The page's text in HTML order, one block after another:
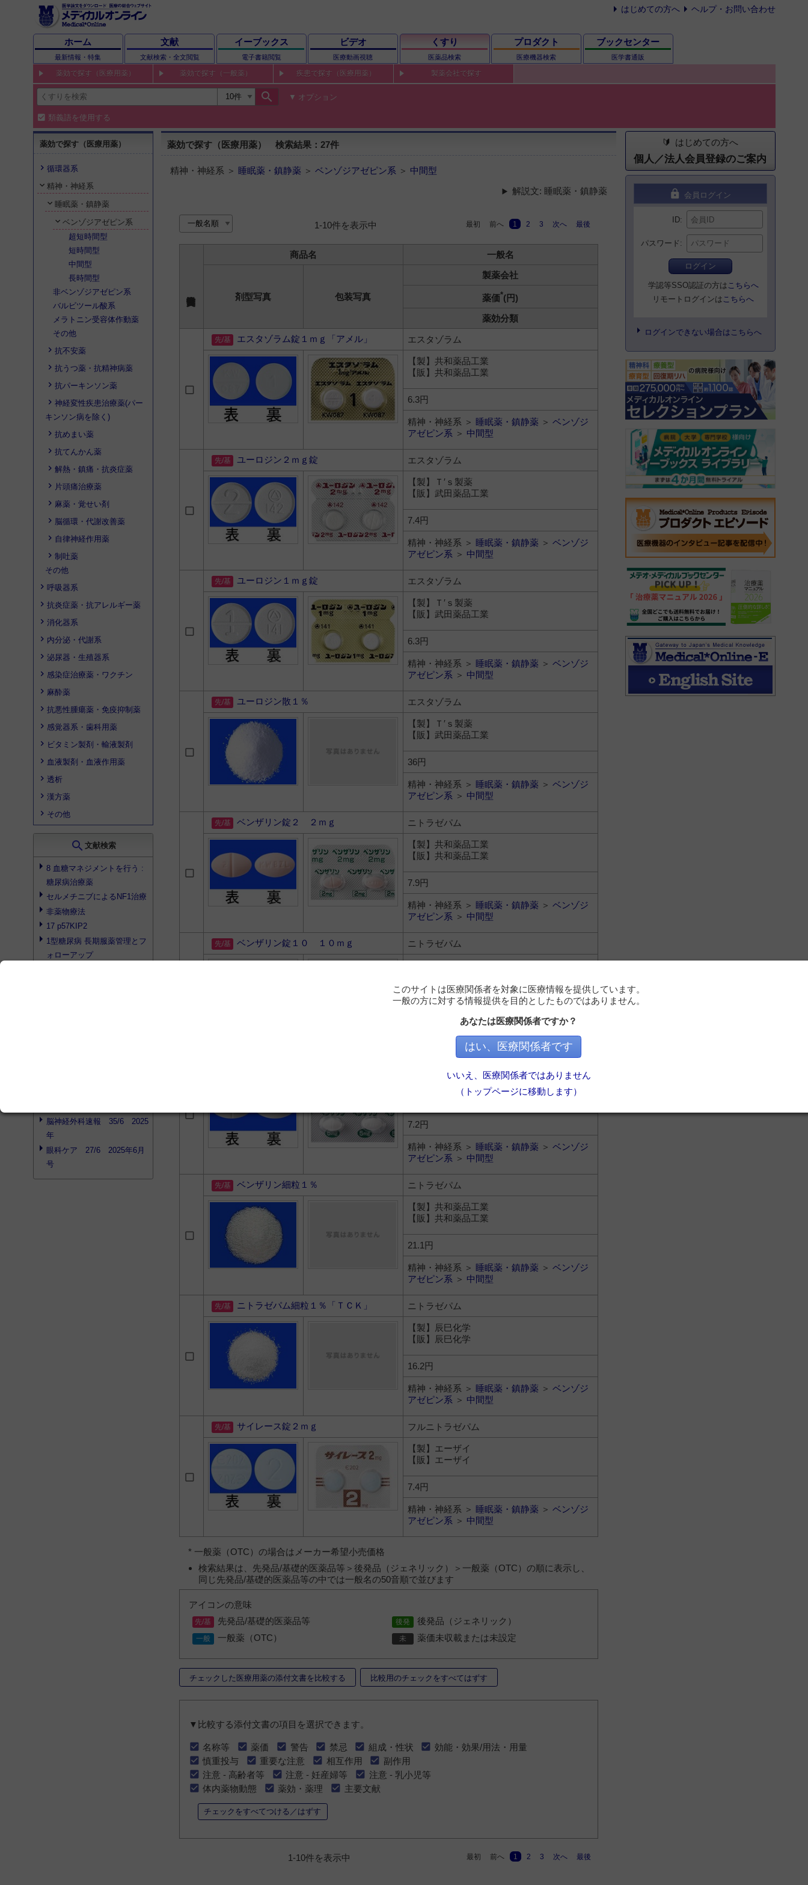
はじめての方へ ヘルプ・お問い合わせ
ホーム
最新情報・特集
文献
文献検索・全文閲覧
イーブックス
電子書籍閲覧
ビデオ
医療動画視聴
くすり
医薬品検索
プロダクト
医療機器検索
ブックセンター
医学書通販
薬効で探す（医療用薬） 薬効で探す（一般薬） 疾患で探す（医療用薬） 製薬会社で探す
search オプション
類義語を使用する
薬効で探す（医療用薬）
循環器系
精神・神経系
睡眠薬・鎮静薬
ベンゾジアゼピン系
超短時間型
短時間型
中間型
長時間型
非ベンゾジアゼピン系
バルビツール酸系
メラトニン受容体作動薬
その他
抗不安薬
抗うつ薬・抗精神病薬
抗パーキンソン薬
神経変性疾患治療薬(パー
キンソン病を除く)
抗めまい薬
抗てんかん薬
解熱・鎮痛・抗炎症薬
片頭痛治療薬
麻薬・覚せい剤
脳循環・代謝改善薬
自律神経作用薬
制吐薬
その他
呼吸器系
抗炎症薬・抗アレルギー薬
消化器系
内分泌・代謝系
泌尿器・生殖器系
感染症治療薬・ワクチン
麻酔薬
抗悪性腫瘍薬・免疫抑制薬
感覚器系・歯科用薬
ビタミン製剤・輸液製剤
血液製剤・血液作用薬
透析
漢方薬
その他
search 文献検索
8 血糖マネジメントを行う :
糖尿病治療薬
セルメチニブによるNF1治療
非薬物療法
17 p57KIP2
1型糖尿病 長期服薬管理とフ
ォローアップ
脳神経外科速報 35/6 2025
年
眼科ケア 27/6 2025年6月
号
薬効で探す（医療用薬） 検索結果：27件
精神・神経系 ＞ 睡眠薬・鎮静薬 ＞ ベンゾジアゼピン系 ＞ 中間型
解説文: 睡眠薬・鎮静薬
1-10件を表示中 最初 前へ 1 2 3 次へ 最後
商品名 一般名
剤型写真 包装写真
製薬会社
薬価*(円)
薬効分類
エスタゾラム錠１ｍｇ「アメル」
エスタゾラム
【製】共和薬品工業
【販】共和薬品工業
6.3円
精神・神経系 ＞ 睡眠薬・鎮静薬 ＞ ベンゾジ
アゼピン系 ＞ 中間型
ユーロジン２ｍｇ錠 エスタゾラム
【製】Ｔ′ｓ製薬
【販】武田薬品工業
7.4円
精神・神経系 ＞ 睡眠薬・鎮静薬 ＞ ベンゾジ
アゼピン系 ＞ 中間型
ユーロジン１ｍｇ錠 エスタゾラム
【製】Ｔ′ｓ製薬
【販】武田薬品工業
6.3円
精神・神経系 ＞ 睡眠薬・鎮静薬 ＞ ベンゾジ
アゼピン系 ＞ 中間型
ユーロジン散１％ エスタゾラム
【製】Ｔ′ｓ製薬
【販】武田薬品工業
36円
精神・神経系 ＞ 睡眠薬・鎮静薬 ＞ ベンゾジ
アゼピン系 ＞ 中間型
ベンザリン錠２ ２ｍｇ ニトラゼパム
【製】共和薬品工業
【販】共和薬品工業
7.9円
精神・神経系 ＞ 睡眠薬・鎮静薬 ＞ ベンゾジ
アゼピン系 ＞ 中間型
ベンザリン錠１０ １０ｍｇ ニトラゼパム
11.7円
精神・神経系 ＞睡眠薬・鎮静薬＞ ベンゾジ
＞中間型
【製】共和薬品工業
【販】共和薬品工業
7.2円
精神・神経系 ＞ 睡眠薬・鎮静薬 ＞ ベンゾジ
アゼピン系 ＞ 中間型
ベンザリン細粒１％ ニトラゼパム
【製】共和薬品工業
【販】共和薬品工業
21.1円
精神・神経系 ＞ 睡眠薬・鎮静薬 ＞ ベンゾジ
アゼピン系 ＞ 中間型
ニトラゼパム細粒１％「ＴＣＫ」 ニトラゼパム
【製】辰巳化学
【販】辰巳化学
16.2円
精神・神経系 ＞ 睡眠薬・鎮静薬 ＞ ベンゾジ
アゼピン系 ＞ 中間型
サイレース錠２ｍｇ フルニトラゼパム
【製】エーザイ
【販】エーザイ
7.4円
精神・神経系 ＞ 睡眠薬・鎮静薬 ＞ ベンゾジ
アゼピン系 ＞ 中間型
* 一般薬（OTC）の場合はメーカー希望小売価格
検索結果は、先発品/基礎的医薬品等＞後発品（ジェネリック）＞一般薬（OTC）の順に表示し、
同じ先発品/基礎的医薬品等の中では一般名の50音順で並びます
アイコンの意味
先発品/基礎的医薬品等
後発品（ジェネリック）
一般薬（OTC）
薬価未収載または未設定
チェックした医療用薬の添付文書を比較する 比較用のチェックをすべてはずす
▼比較する添付文書の項目を選択できます。
名称等 薬価 警告 禁忌 組成・性状
効能・効果/用法・用量
慎重投与
重要な注意 相互作用
副作用
注意 - 高齢者等
注意 - 妊産婦等
注意 - 乳小児等
体内薬物動態
薬効・薬理 主要文献
チェックをすべてつける／はずす
1-10件を表示中 最初 前へ 1 2 3 次へ 最後
はじめての方へ
個人／法人会員登録のご案内
lock 会員ログイン
ID
パスワード
ログイン
学認等SSO認証の方は こちらへ
リモートログインは こちらへ
ログインできない場合はこちらへ
このサイトは医療関係者を対象に医療情報を提供しています。
一般の方に対する情報提供を目的としたものではありません。
あなたは医療関係者ですか？
はい、医療関係者です
いいえ、医療関係者ではありません
（トップページに移動します）